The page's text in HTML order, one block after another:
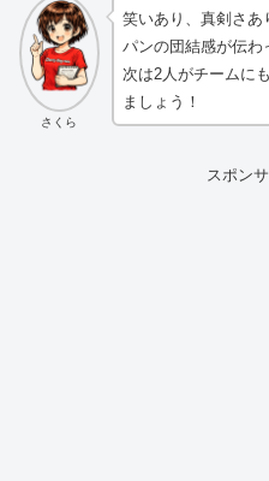
さくら
笑いあり、真剣さあ
パンの団結感が伝わ
次は2人がチームに
ましょう！
スポン